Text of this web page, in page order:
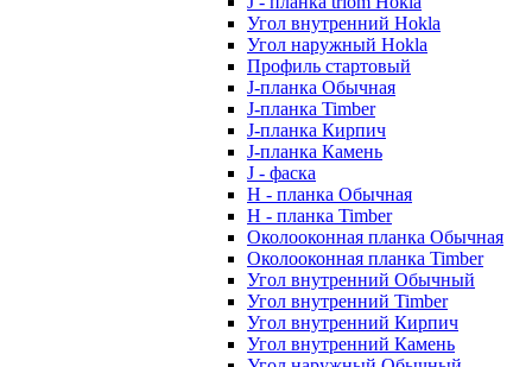
Угол внутренний Hokla
Угол наружный Hokla
Профиль стартовый
J-планка Обычная
J-планка Timber
J-планка Кирпич
J-планка Камень
J - фаска
Н - планка Обычная
Н - планка Timber
Околооконная планка Обычная
Околооконная планка Timber
Угол внутренний Обычный
Угол внутренний Timber
Угол внутренний Кирпич
Угол внутренний Камень